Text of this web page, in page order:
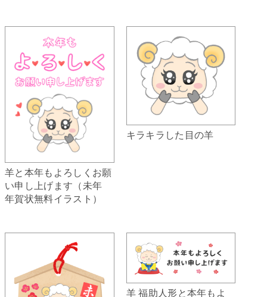
羊と本年もよろしくお願
い申し上げます（未年
年賀状無料イラスト）
キラキラした目の羊
羊 福助人形と本年もよ